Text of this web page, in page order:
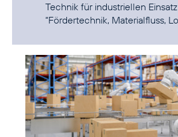
Technik für industriellen
“Fördertechnik, Materialfluss,